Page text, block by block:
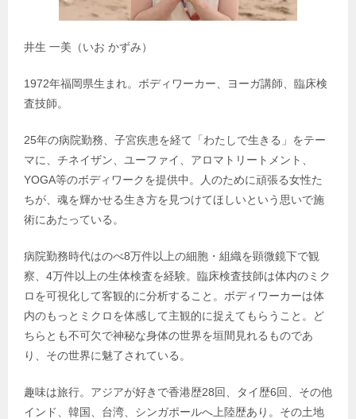
井生 一美（いお かずみ）
1972年福岡県生まれ。ボディワーカー、ヨーガ講師、臨床検
査技師。
25年の病院勤務、子宮疾患を経て「わたしで生きる」をテー
マに、チネイザン、ユーファイ、アロマトリートメント、
YOGA等のボディワークを提供中。人のために頑張る女性た
ちが、魂を輝かせる生き方を見つけてほしいという思いで施
術にあたっている。
病院勤務時代はのべ8万件以上の細胞・組織を顕微鏡下で観
察、4万件以上の生体検査を経験。臨床検査技師は体内のミク
ロを可視化して客観的に分析すること。ボディワーカーは体
内のもっとミクロを体感して主観的に捉えてもらうこと。ど
ちらとも不可欠で神秘な身体の世界を垣間見れるものであ
り、その世界に魅了されている。
趣味は旅行。アジアが好きで香港歴28回、タイ歴6回、その他
インド、韓国、台湾、シンガポールへ上陸歴あり。その土地